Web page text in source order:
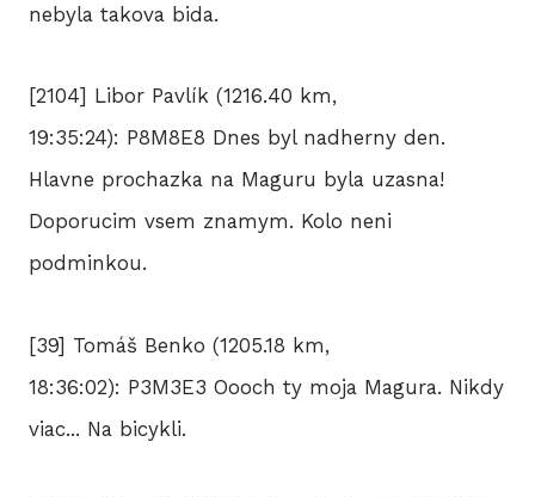
nebyla takova bida.
[2104] Libor Pavlík (1216.40 km,
19:35:24): P8M8E8 Dnes byl nadherny den.
Hlavne prochazka na Maguru byla uzasna!
Doporucim vsem znamym. Kolo neni
podminkou.
[39] Tomáš Benko (1205.18 km,
18:36:02): P3M3E3 Oooch ty moja Magura. Nikdy
viac... Na bicykli.